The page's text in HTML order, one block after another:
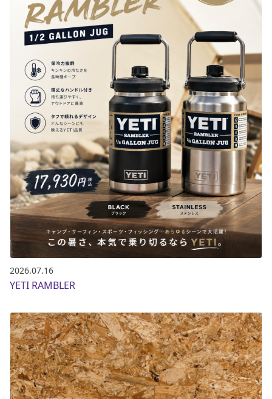
ブランド一覧
特集一覧
スタッフスナップ
ご利用ガイド
店頭受取サービス
ギフトラッピング
アフターサポート
下取り保証について
よくある質問
店舗一覧
お問い合わせ
ニュース
2026.07.16
YETI RAMBLER